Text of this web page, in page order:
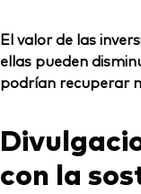
El valor de las
ellas pueden
podrían recuperar
con la